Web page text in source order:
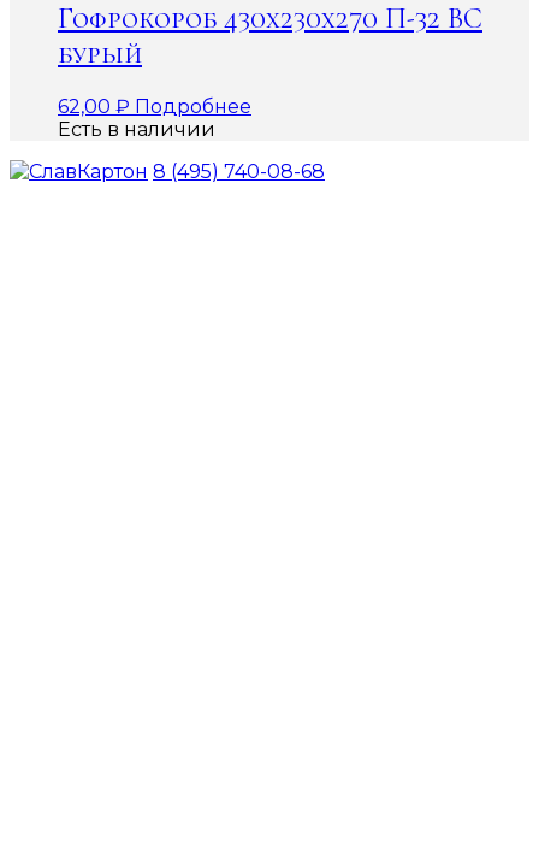
Гофрокороб 430х230х270 П-32 ВС
бурый
62,00 ₽ Подробнее
Есть в наличии
8 (495) 740-08-68